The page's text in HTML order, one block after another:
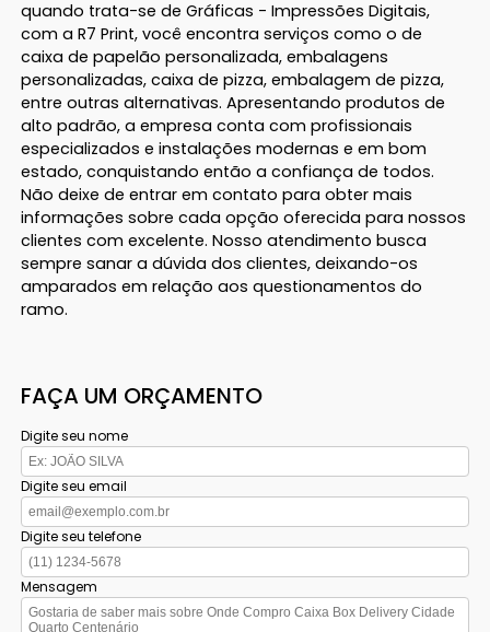
quando trata-se de Gráficas - Impressões Digitais,
com a R7 Print, você encontra serviços como o de
caixa de papelão personalizada, embalagens
personalizadas, caixa de pizza, embalagem de pizza,
entre outras alternativas. Apresentando produtos de
alto padrão, a empresa conta com profissionais
especializados e instalações modernas e em bom
estado, conquistando então a confiança de todos.
Não deixe de entrar em contato para obter mais
informações sobre cada opção oferecida para nossos
clientes com excelente. Nosso atendimento busca
sempre sanar a dúvida dos clientes, deixando-os
amparados em relação aos questionamentos do
ramo.
FAÇA UM ORÇAMENTO
Digite seu nome
Digite seu email
Digite seu telefone
Mensagem